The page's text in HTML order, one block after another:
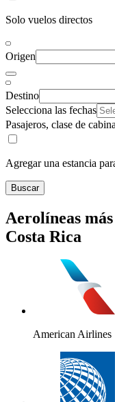
Solo vuelos directos
Origen
Destino
Selecciona las fechas
Pasajeros, clase de cabina
Agregar una estancia
Buscar
Aerolíneas
Costa Rica
American Airlines